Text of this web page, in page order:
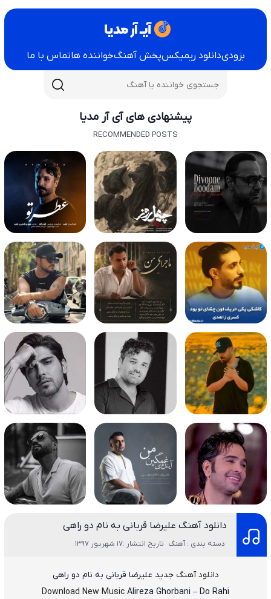
بزودیدانلود ریمیکسپخش آهنگخواننده هاتماس با ما
پیشنهادی های آی آر مدیا
RECOMMENDED POSTS
دانلود آهنگ علیرضا قربانی به نام دو راهی
دسته بندی : آهنگ تاریخ انتشار :17 شهریور 1397
دانلود آهنگ جدید علیرضا قربانی به نام دو راهی
Download New Music Alireza Ghorbani – Do Rahi